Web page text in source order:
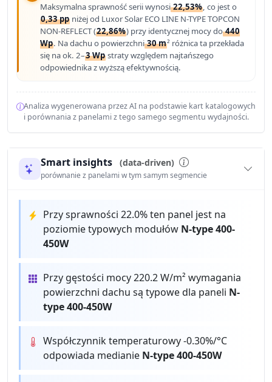
Maksymalna sprawność serii wynosi22,53%, co jest o
0,33 pp niżej od Luxor Solar ECO LINE N-TYPE TOPCON
NON-REFLECT (22,86%) przy identycznej mocy do440
Wp. Na dachu o powierzchni30 m² różnica ta przekłada
się na ok. 2–3 Wp straty względem najtańszego
odpowiednika z wyższą efektywnością.
Analiza wygenerowana przez AI na podstawie kart katalogowych
i porównania z panelami z tego samego segmentu wydajności.
Smart insights (data-driven)
porównanie z panelami w tym samym segmencie
Przy sprawności 22.0% ten panel jest na
poziomie typowych modułów N-type 400-
450W
Przy gęstości mocy 220.2 W/m² wymagania
powierzchni dachu są typowe dla paneli N-
type 400-450W
Współczynnik temperaturowy -0.30%/°C
odpowiada medianie N-type 400-450W